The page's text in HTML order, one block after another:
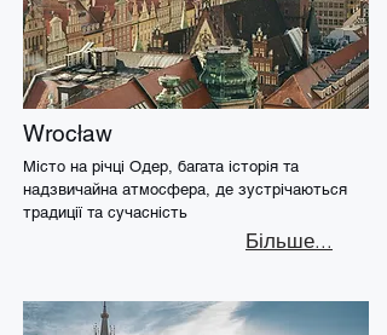
Wrocław
Місто на річці Одер, багата історія та
надзвичайна атмосфера, де зустрічаються
традиції та сучасність
Більше...